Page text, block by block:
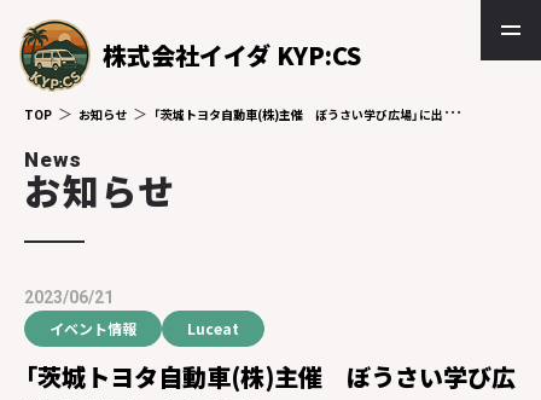
株式会社イイダ KYP:CS
TOP お知らせ 「茨城トヨタ自動車(株)主催 ぼうさい学び広場」に出展いたします。
News
お知らせ
2023/06/21
イベント情報 Luceat
「茨城トヨタ自動車(株)主催 ぼうさい学び広